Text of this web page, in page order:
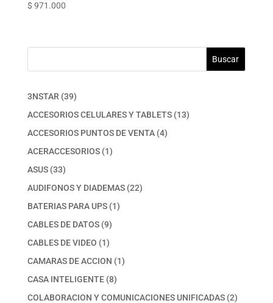
$ 971.000
Buscar
3NSTAR 3939
productos
ACCESORIOS CELULARES Y TABLETS 1313
ACCESORIOS PUNTOS DE VENTA 44
ACERACCESORIOS 11
ASUS 3333
productos
AUDIFONOS Y DIADEMAS 2222
BATERIAS PARA UPS 11
CABLES DE DATOS 99
productos
CABLES DE VIDEO 11
producto
CAMARAS DE ACCION 11
CASA INTELIGENTE 88
productos
COLABORACION Y COMUNICACIONES UNIFICADAS 22